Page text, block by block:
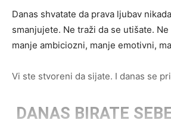
Danas shvatate da prava ljubav
smanjujete. Ne traži da se utišate.
manje ambiciozni, manje emotivni,
Vi ste stvoreni da sijate. I danas se
DANAS BIRATE